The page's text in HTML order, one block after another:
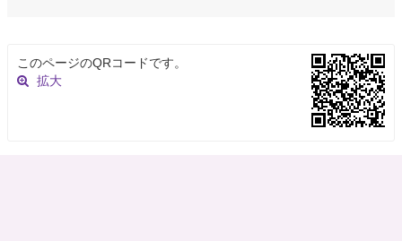
このページのQRコードです。
拡大